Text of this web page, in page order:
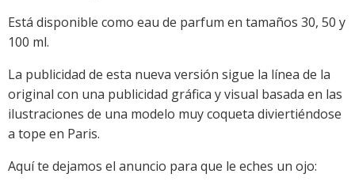
Está disponible como eau de parfum en tamaños 30, 50 y
100 ml.
La publicidad de esta nueva versión sigue la línea de la
original con una publicidad gráfica y visual basada en las
ilustraciones de una modelo muy coqueta diviertiéndose
a tope en Paris.
Aquí te dejamos el anuncio para que le eches un ojo: